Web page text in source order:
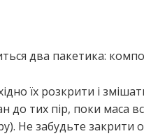
два пакетика:
їх розкрити і
до тих пір, поки маса
Не забудьте закрити